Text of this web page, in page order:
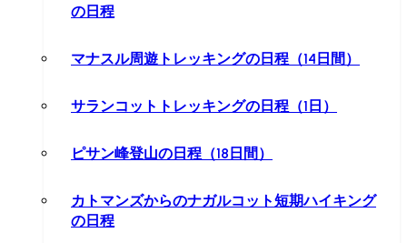
の日程
マナスル周遊トレッキングの日程（14日間）
サランコットトレッキングの日程（1日）
ピサン峰登山の日程（18日間）
カトマンズからのナガルコット短期ハイキング
の日程